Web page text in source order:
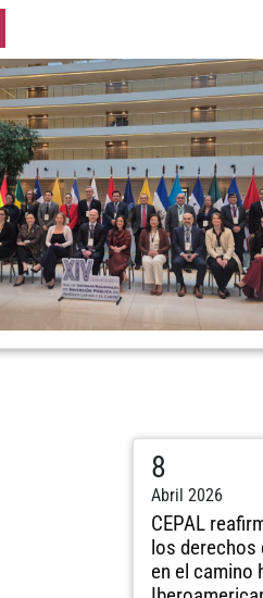
8
Abril 2026
CEPAL
los derechos
en el camino